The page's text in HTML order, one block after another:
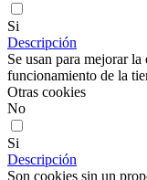
Si
Descripción
Se usan para mejorar
funcionamiento de la
Otras cookies
No
Si
Descripción
Son cookies sin un